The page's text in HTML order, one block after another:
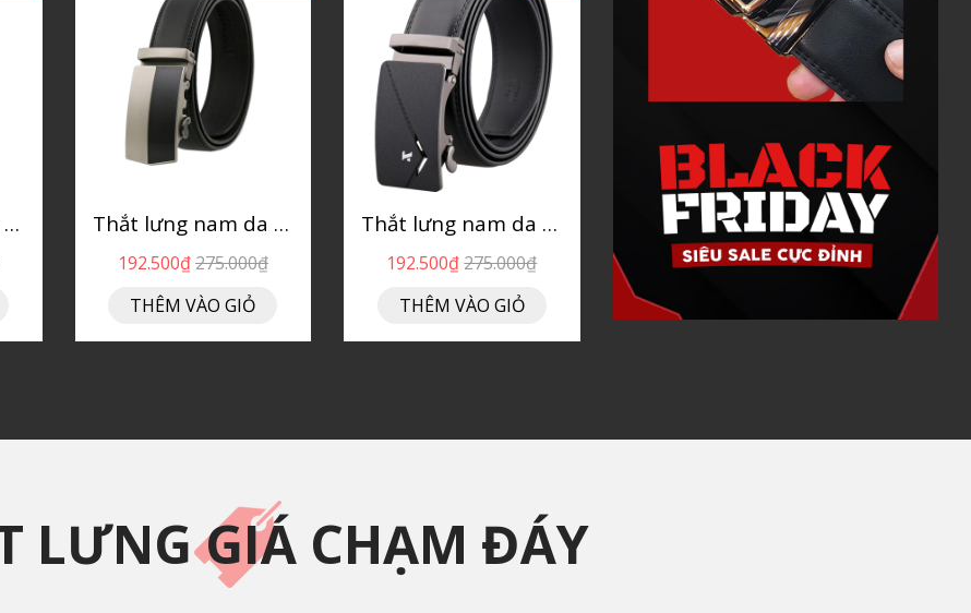
Thắt lưng nam da bò P142 Thắt lưng nam da bò P141
192.500₫275.000₫
THÊM VÀO GIỎ
Thắt lưng nam da bò P134
192.500₫275.000₫
THÊM VÀO GIỎ
LƯNG GIÁ CHẠM ĐÁY